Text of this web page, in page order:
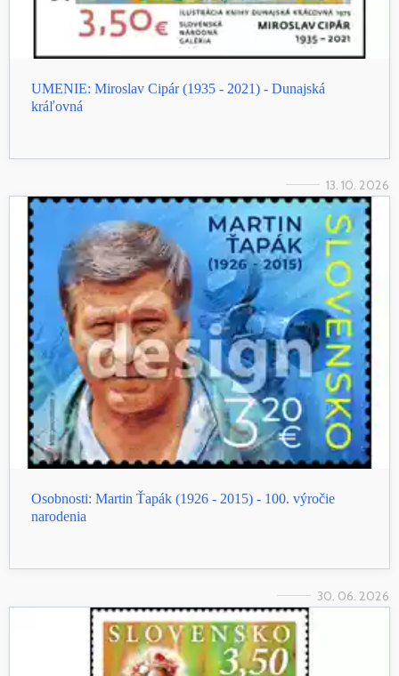
UMENIE: Miroslav Cipár (1935 - 2021) - Dunajská
kráľovná
13. 10. 2026
Osobnosti: Martin Ťapák (1926 - 2015) - 100. výročie
narodenia
30. 06. 2026